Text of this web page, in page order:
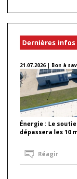
Dernières
21.07.2026 | Bon à
Énergie : Le
dépassera les 10
Réagir